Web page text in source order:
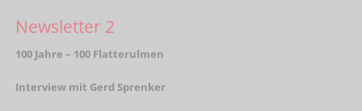
Newsletter 2
100 Jahre – 100 Flatterulmen
Interview mit Gerd Sprenker